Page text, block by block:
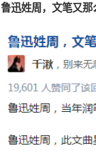
鲁迅姓周，文笔又那